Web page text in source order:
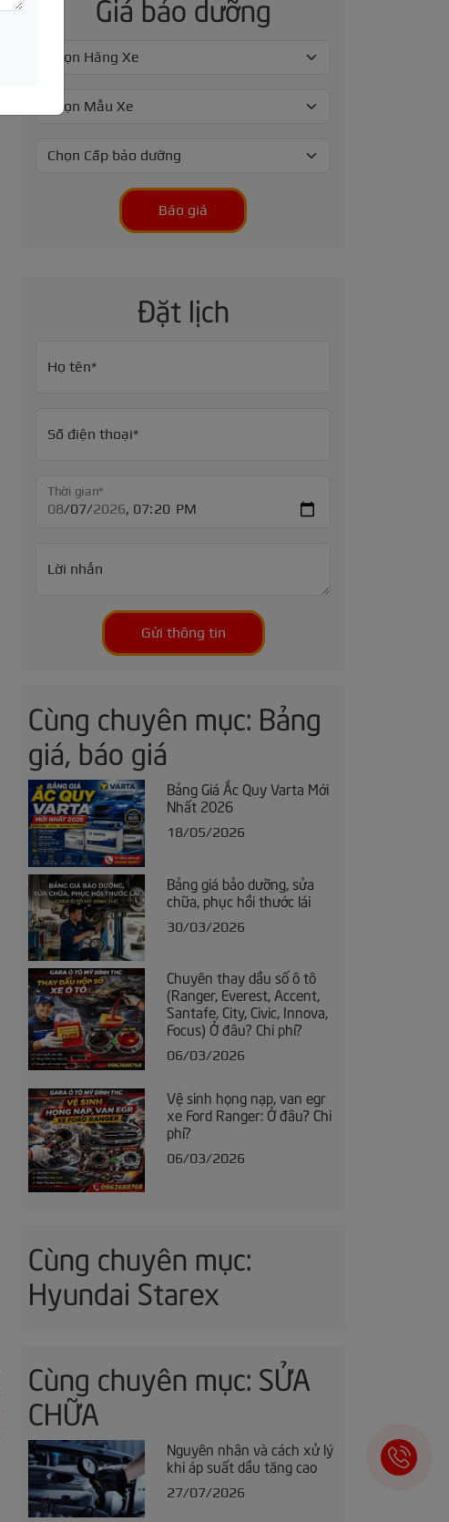
Giá bảo dưỡng
Báo giá
Đặt lịch
Họ tên*
Số điện thoại*
Thời gian*
Lời nhắn
Gửi thông tin
Cùng chuyên mục: Bảng
giá, báo giá
Bảng Giá Ắc Quy Varta Mới
Nhất 2026
18/05/2026
Bảng giá bảo dưỡng, sửa
chữa, phục hồi thước lái
30/03/2026
Chuyên thay dầu số ô tô
(Ranger, Everest, Accent,
Santafe, City, Civic, Innova,
Focus) Ở đâu? Chi phí?
06/03/2026
Vệ sinh họng nạp, van egr
xe Ford Ranger: Ở đâu? Chi
phí?
06/03/2026
Cùng chuyên mục:
Hyundai Starex
Cùng chuyên mục: SỬA
CHỮA
Nguyên nhân và cách xử lý
khi áp suất dầu tăng cao
27/07/2026